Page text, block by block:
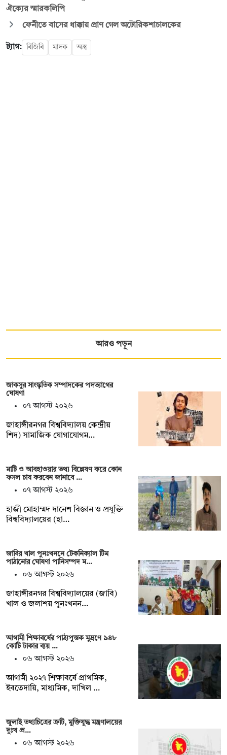
ঐক্যের স্মারকলিপি
ফেনীতে বাসের ধাক্কায় প্রাণ গেল অটোরিকশাচালকের
ট্যাগ: বিজিবি মাদক অস্ত্র
আরও পড়ুন
জাকসুর সাংস্কৃতিক সম্পাদকের পদত্যাগের
ঘোষণা
০৭ আগস্ট ২০২৬
‎জাহাঙ্গীরনগর বিশ্ববিদ্যালয় কেন্দ্রীয়
শিদ) সামাজিক যোগাযোগম…
মাটি ও আবহাওয়ার তথ্য বিশ্লেষণ করে কোন
ফসল চাষ করবেন জানাবে …
০৭ আগস্ট ২০২৬
হাজী মোহাম্মদ দানেশ বিজ্ঞান ও প্রযুক্তি
বিশ্ববিদ্যালয়ের (হা…
জাবির খাল পুনঃখননে টেকনিক্যাল টিম
পাঠানোর ঘোষণা পানিসম্পদ ম…
০৬ আগস্ট ২০২৬
‎‎জাহাঙ্গীরনগর বিশ্ববিদ্যালয়ের (জাবি)
খাল ও জলাশয় পুনঃখনন…
আগামী শিক্ষাবর্ষের পাঠ্যপুস্তক মুদ্রণে ৯৪৮
কোটি টাকার ব্যয় …
০৬ আগস্ট ২০২৬
আগামী ২০২৭ শিক্ষাবর্ষে প্রাথমিক,
ইবতেদায়ি, মাধ্যমিক, দাখিল …
জুলাই তথ্যচিত্রের ত্রুটি, মুক্তিযুদ্ধ মন্ত্রণালয়ের
দুঃখ প্র…
০৬ আগস্ট ২০২৬